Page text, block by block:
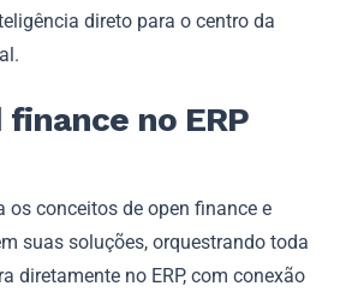
direto para o centro da
no ERP
os conceitos de open finance e
suas soluções, orquestrando toda
diretamente no ERP, com conexão